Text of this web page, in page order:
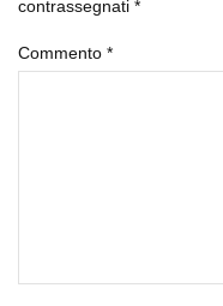
contrassegnati *
Commento *